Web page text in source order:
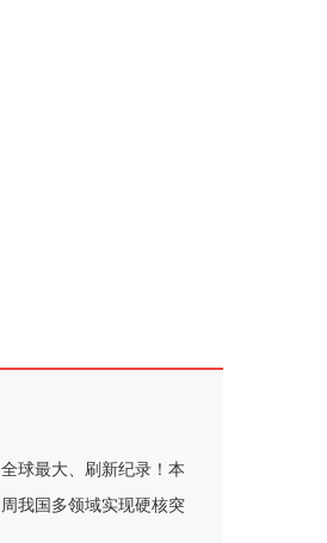
全球最大、刷新纪录！本
周我国多领域实现硬核突